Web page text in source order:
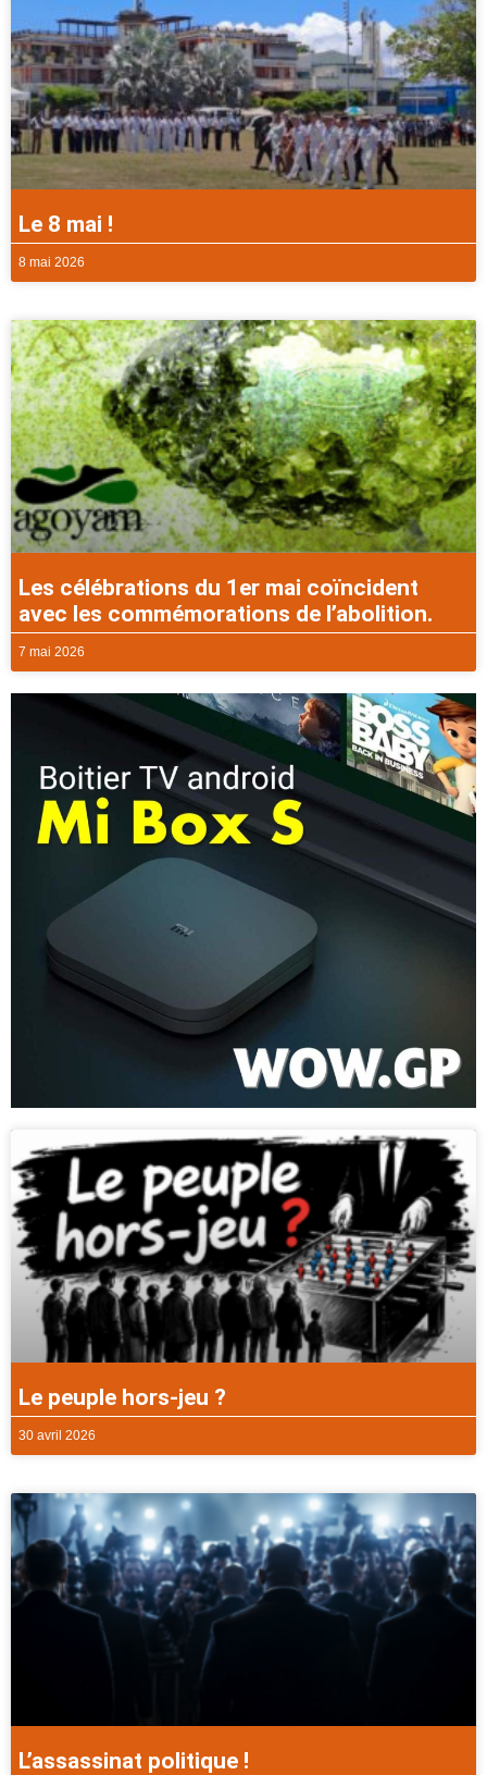
Le 8 mai !
8 mai 2026
Les célébrations du 1er mai coïncident
avec les commémorations de l’abolition.
7 mai 2026
Le peuple hors-jeu ?
30 avril 2026
L’assassinat politique !